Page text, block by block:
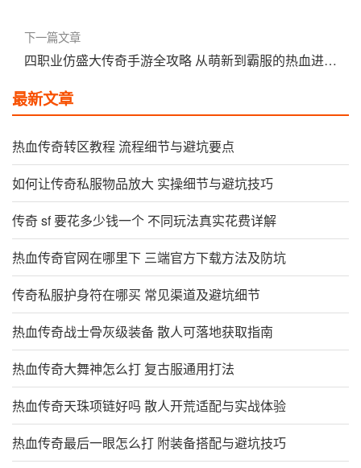
下一篇文章
四职业仿盛大传奇手游全攻略 从萌新到霸服的热血进阶
最新文章
热血传奇转区教程 流程细节与避坑要点
如何让传奇私服物品放大 实操细节与避坑技巧
传奇 sf 要花多少钱一个 不同玩法真实花费详解
热血传奇官网在哪里下 三端官方下载方法及防坑
传奇私服护身符在哪买 常见渠道及避坑细节
热血传奇战士骨灰级装备 散人可落地获取指南
热血传奇大舞神怎么打 复古服通用打法
热血传奇天珠项链好吗 散人开荒适配与实战体验
热血传奇最后一眼怎么打 附装备搭配与避坑技巧